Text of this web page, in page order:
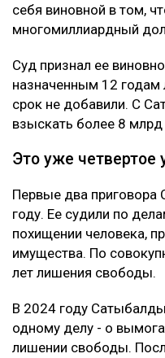
себя виновной в том,
многомиллиардный
Суд признал ее
назначенным 12
срок не добавили. С
взыскать более 8 млрд
Это уже четвертое
Первые два
году. Ее судили по
похищении человека,
имущества. По
лет лишения свободы.
В 2024 году
одному делу - о
лишении свободы.